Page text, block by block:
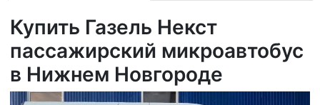
Купить Газель Некст
пассажирский микроавтобус
в Нижнем Новгороде